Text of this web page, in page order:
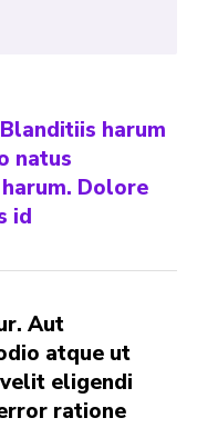
harum
natus
Dolore
id
Aut
atque ut
eligendi
ratione